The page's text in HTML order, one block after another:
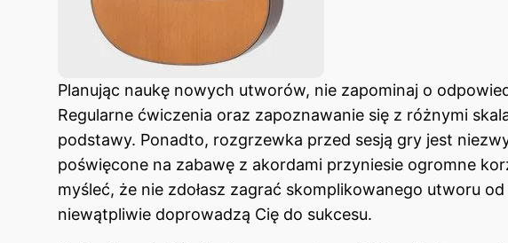
Planując naukę nowych utworów, nie zapominaj o
Regularne ćwiczenia oraz zapoznawanie się z różnymi
podstawy. Ponadto, rozgrzewka przed sesją gry jest
poświęcone na zabawę z akordami przyniesie ogromne
myśleć, że nie zdołasz zagrać skomplikowanego utworu
niewątpliwie doprowadzą Cię do sukcesu.